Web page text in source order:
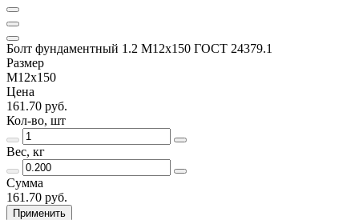
Болт фундаментный 1.2 М12х150 ГОСТ 24379.1
Размер
М12х150
Цена
161.70 руб.
Кол-во, шт
Вес, кг
Сумма
161.70 руб.
Применить